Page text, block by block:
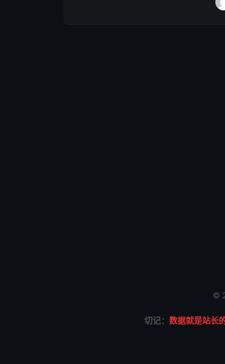
©
切记： 数据就是站长